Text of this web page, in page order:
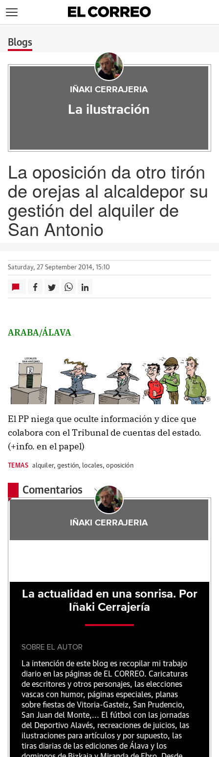
Blogs
IÑAKI CERRAJERIA
La ilustración
La oposición da otro tirón
de orejas al alcaldepor su
gestión del alquiler de
San Antonio
Saturday, 27 September 2014, 15:10
ARABA/ÁLAVA
El PP niega que oculte información y dice que
colabora con el Tribunal de cuentas del estado.
(+info. en el papel)
TEMAS alquiler,gestión, locales,oposición
Comentarios
IÑAKI CERRAJERIA
La actualidad en una sonrisa. Por
Iñaki Cerrajería
SOBRE EL AUTOR
La intención de este blog es recopilar mi trabajo
diario en las páginas de EL CORREO. Caricaturas
de escritores y otros personajes, las elecciones
vascas con humor, páginas especiales, planas
sobre fiestas de Vitoria-Gasteiz, San Prudencio,
San Juan del Monte,... El fútbol con las jornadas
del Deportivo Alavés, recreaciones de juicios, las
ilustraciones para artículos y por supuesto, las
tiras diarias de las ediciones de Álava y los